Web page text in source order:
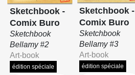
Sketchbook -
Comix Buro
Sketchbook
Bellamy #2
Art-book
édition spéciale
Sketchbook -
Comix Buro
Sketchbook
Bellamy #3
Art-book
édition spéciale